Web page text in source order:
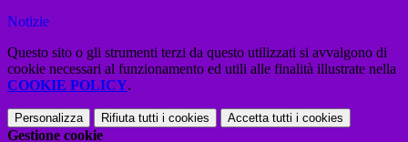
Notizie
Questo sito o gli strumenti terzi da questo utilizzati si avvalgono di
cookie necessari al funzionamento ed utili alle finalità illustrate nella
COOKIE POLICY.
Personalizza Rifiuta tutti i cookies Accetta tutti i cookies
Gestione cookie